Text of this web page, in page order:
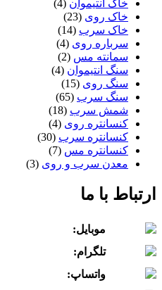
خاک انتیموان (4)
خاک روی (23)
خاک سرب (14)
سرباره روی (4)
سمانته مس (2)
سنگ انتیموان (4)
سنگ روی (15)
سنگ سرب (65)
شمش سرب (18)
کنسانتره روی (4)
کنسانتره سرب (30)
کنسانتره مس (7)
معدن سرب و روی (3)
ارتباط با ما
موبایل:
تلگرام:
واتساپ: